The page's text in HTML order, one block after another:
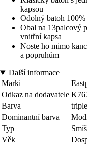
kapsou
Odolný batoh
Obal na 13palcový
vnitřní kapsa
Noste ho mimo
a popruhům
Další informace
Marki
Odkaz na dodavatele
Barva
Dominantní barva
Typ
Věk